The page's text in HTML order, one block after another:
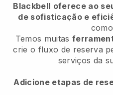
Blackbell oferece ao
de sofisticação e
Temos muitas
crie o fluxo de reserva
serviços da
Adicione etapas de